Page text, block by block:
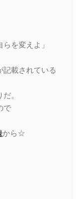
を変えよ」
記載されている
。
で
から☆